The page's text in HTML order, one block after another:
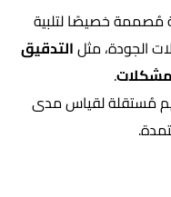
مُصممة خصيصًا لتلبية
الجودة، مثلالتدقيق
.
مُستقلة لقياس مدى